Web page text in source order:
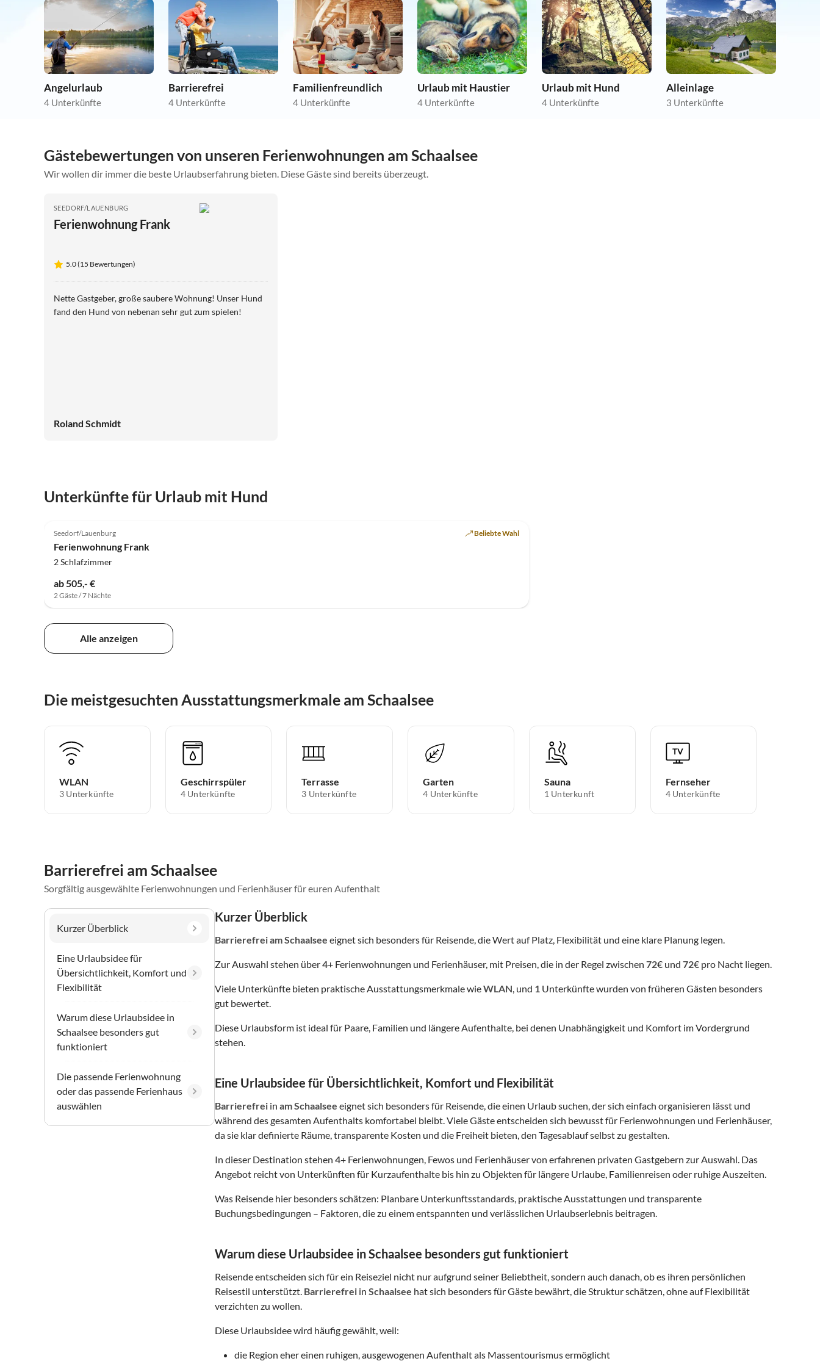
Angelurlaub
4 Unterkünfte
Barrierefrei
4 Unterkünfte
Familienfreundlich
4 Unterkünfte
Urlaub mit Haustier
4 Unterkünfte
Urlaub mit Hund
4 Unterkünfte
Alleinlage
3 Unterkünfte
Gästebewertungen von unseren Ferienwohnungen am Schaalsee
Wir wollen dir immer die beste Urlaubserfahrung bieten. Diese Gäste sind bereits überzeugt.
SEEDORF/LAUENBURG
Ferienwohnung Frank
5.0 (15 Bewertungen)
Nette Gastgeber, große saubere Wohnung! Unser Hund
fand den Hund von nebenan sehr gut zum spielen!
Roland Schmidt
Unterkünfte für Urlaub mit Hund
Seedorf/Lauenburg Beliebte Wahl
Ferienwohnung Frank
2 Schlafzimmer
ab 505,- €
2 Gäste / 7 Nächte
Alle anzeigen
Die meistgesuchten Ausstattungsmerkmale am Schaalsee
WLAN
3 Unterkünfte
Geschirrspüler
4 Unterkünfte
Terrasse
3 Unterkünfte
Garten
4 Unterkünfte
Sauna
1 Unterkunft
Fernseher
4 Unterkünfte
Barrierefrei am Schaalsee
Sorgfältig ausgewählte Ferienwohnungen und Ferienhäuser für euren Aufenthalt
Kurzer Überblick
Eine Urlaubsidee für
Übersichtlichkeit, Komfort und
Flexibilität
Warum diese Urlaubsidee in
Schaalsee besonders gut
funktioniert
Die passende Ferienwohnung
oder das passende Ferienhaus
auswählen
Kurzer Überblick
Barrierefreiam Schaalsee eignet sich besonders für Reisende, die Wert auf Platz, Flexibilität und eine klare Planung legen.
Zur Auswahl stehen über4+ Ferienwohnungen und Ferienhäuser, mit Preisen, die in der Regel zwischen 72€ und 72€ pro Nacht liegen.
Viele Unterkünfte bieten praktische Ausstattungsmerkmale wieWLAN, und 1 Unterkünfte wurden von früheren Gästen besonders
gut bewertet.
Diese Urlaubsform ist ideal für Paare, Familien und längere Aufenthalte, bei denen Unabhängigkeit und Komfort im Vordergrund
stehen.
Eine Urlaubsidee für Übersichtlichkeit, Komfort und Flexibilität
Barrierefrei in am Schaalsee eignet sich besonders für Reisende, die einen Urlaub suchen, der sich einfach organisieren lässt und
während des gesamten Aufenthalts komfortabel bleibt. Viele Gäste entscheiden sich bewusst für Ferienwohnungen und Ferienhäuser,
da sie klar definierte Räume, transparente Kosten und die Freiheit bieten, den Tagesablauf selbst zu gestalten.
In dieser Destination stehen 4+ Ferienwohnungen, Fewos und Ferienhäuser von erfahrenen privaten Gastgebern zur Auswahl. Das
Angebot reicht von Unterkünften für Kurzaufenthalte bis hin zu Objekten für längere Urlaube, Familienreisen oder ruhige Auszeiten.
Was Reisende hier besonders schätzen: Planbare Unterkunftsstandards, praktische Ausstattungen und transparente
Buchungsbedingungen – Faktoren, die zu einem entspannten und verlässlichen Urlaubserlebnis beitragen.
Warum diese Urlaubsidee in Schaalsee besonders gut funktioniert
Reisende entscheiden sich für ein Reiseziel nicht nur aufgrund seiner Beliebtheit, sondern auch danach, ob es ihren persönlichen
Reisestil unterstützt. Barrierefrei in Schaalsee hat sich besonders für Gäste bewährt, die Struktur schätzen, ohne auf Flexibilität
verzichten zu wollen.
Diese Urlaubsidee wird häufig gewählt, weil:
die Region eher einen ruhigen, ausgewogenen Aufenthalt als Massentourismus ermöglicht